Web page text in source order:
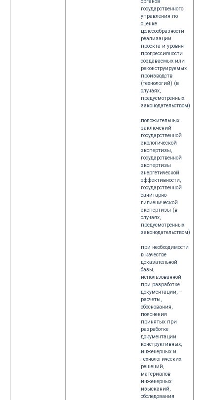
государственного
управления по
оценке
целесообразности
реализации
проекта и уровня
прогрессивности
создаваемых или
реконструируемых
производств
(технологий) (в
случаях,
предусмотренных
законодательством)
положительных
заключений
государственной
экологической
экспертизы,
государственной
экспертизы
энергетической
эффективности,
государственной
санитарно-
гигиенической
экспертизы (в
случаях,
предусмотренных
законодательством)
при необходимости
в качестве
доказательной
базы,
использованной
при разработке
документации, –
расчеты,
обоснования,
пояснения
принятых при
разработке
документации
конструктивных,
инженерных и
технологических
решений,
материалов
инженерных
изысканий,
обследования